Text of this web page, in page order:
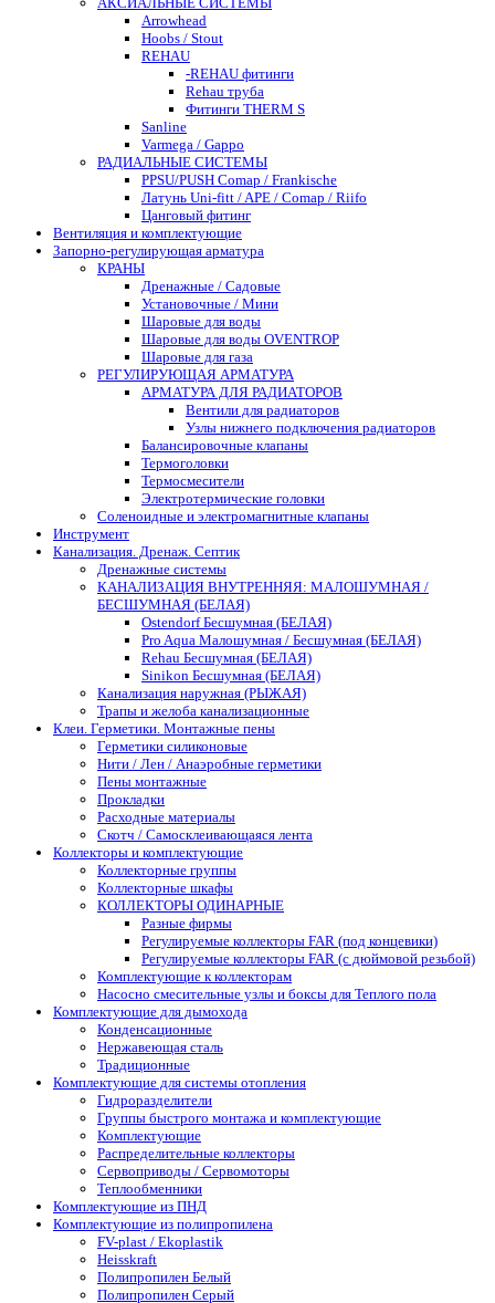
Arrowhead
Hoobs / Stout
REHAU
-REHAU фитинги
Rehau труба
Фитинги THERM S
Sanline
Varmega / Gappo
РАДИАЛЬНЫЕ СИСТЕМЫ
PPSU/PUSH Comap / Frankische
Латунь Uni-fitt / APE / Comap / Riifo
Цанговый фитинг
Вентиляция и комплектующие
Запорно-регулирующая арматура
КРАНЫ
Дренажные / Садовые
Установочные / Мини
Шаровые для воды
Шаровые для воды OVENTROP
Шаровые для газа
РЕГУЛИРУЮЩАЯ АРМАТУРА
АРМАТУРА ДЛЯ РАДИАТОРОВ
Вентили для радиаторов
Узлы нижнего подключения радиаторов
Балансировочные клапаны
Термоголовки
Термосмесители
Электротермические головки
Соленоидные и электромагнитные клапаны
Инструмент
Канализация. Дренаж. Септик
Дренажные системы
КАНАЛИЗАЦИЯ ВНУТРЕННЯЯ: МАЛОШУМНАЯ /
БЕСШУМНАЯ (БЕЛАЯ)
Ostendorf Бесшумная (БЕЛАЯ)
Pro Aqua Малошумная / Бесшумная (БЕЛАЯ)
Rehau Бесшумная (БЕЛАЯ)
Sinikon Бесшумная (БЕЛАЯ)
Канализация наружная (РЫЖАЯ)
Трапы и желоба канализационные
Клеи. Герметики. Монтажные пены
Герметики силиконовые
Нити / Лен / Анаэробные герметики
Пены монтажные
Прокладки
Расходные материалы
Скотч / Самосклеивающаяся лента
Коллекторы и комплектующие
Коллекторные группы
Коллекторные шкафы
КОЛЛЕКТОРЫ ОДИНАРНЫЕ
Разные фирмы
Регулируемые коллекторы FAR (под концевики)
Регулируемые коллекторы FAR (с дюймовой резьбой)
Комплектующие к коллекторам
Насосно смесительные узлы и боксы для Теплого пола
Комплектующие для дымохода
Конденсационные
Нержавеющая сталь
Традиционные
Комплектующие для системы отопления
Гидроразделители
Группы быстрого монтажа и комплектующие
Комплектующие
Распределительные коллекторы
Сервоприводы / Сервомоторы
Теплообменники
Комплектующие из ПНД
Комплектующие из полипропилена
FV-plast / Ekoplastik
Heisskraft
Полипропилен Белый
Полипропилен Серый